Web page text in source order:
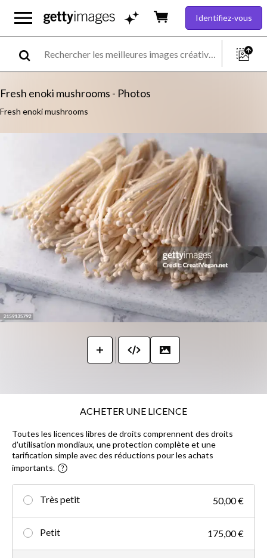
Identifiez-vous
Fresh enoki mushrooms - Photos
Fresh enoki mushrooms
ACHETER UNE LICENCE
Toutes les licences libres de droits comprennent des droits
d'utilisation mondiaux, une protection complète et une
tarification simple avec des réductions pour les achats
importants.
Très petit 50,00 €
Petit 175,00 €